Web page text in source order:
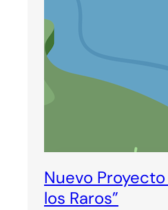
Nuevo
los Raros”